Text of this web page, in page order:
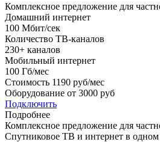
Комплексное предложение для
Домашний интернет
100 Мбит/сек
Количество ТВ-каналов
230+ каналов
Мобильный интернет
100 Гб/мес
Стоимость 1190 руб/мес
Оборудование от 3000 руб
Подключить
Подробнее
Комплексное предложение для
Спутниковое ТВ и интернет в одном